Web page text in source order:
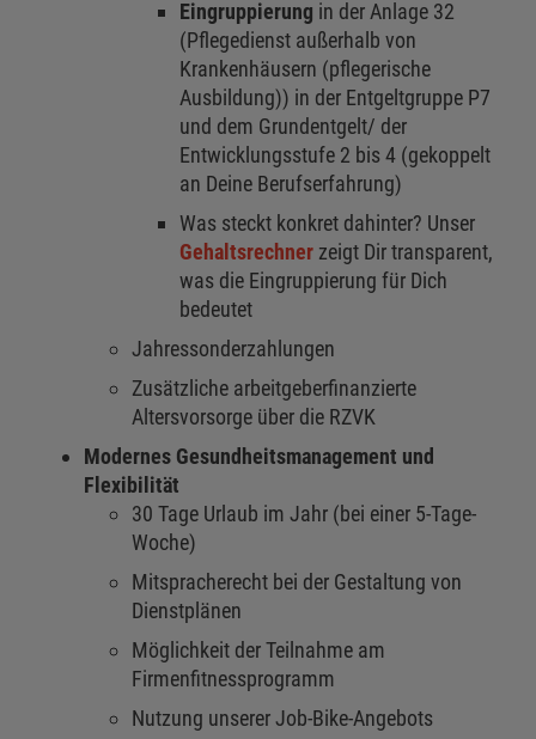
Eingruppierung in der Anlage 32
(Pflegedienst außerhalb von
Krankenhäusern (pflegerische
Ausbildung)) in der Entgeltgruppe P7
und dem Grundentgelt/ der
Entwicklungsstufe 2 bis 4 (gekoppelt
an Deine Berufserfahrung)
Was steckt konkret dahinter? Unser
Gehaltsrechner zeigt Dir transparent,
was die Eingruppierung für Dich
bedeutet
Jahressonderzahlungen
Zusätzliche arbeitgeberfinanzierte
Altersvorsorge über die RZVK
Modernes Gesundheitsmanagement und
Flexibilität
30 Tage Urlaub im Jahr (bei einer 5-Tage-
Woche)
Mitspracherecht bei der Gestaltung von
Dienstplänen
Möglichkeit der Teilnahme am
Firmenfitnessprogramm
Nutzung unserer Job-Bike-Angebots